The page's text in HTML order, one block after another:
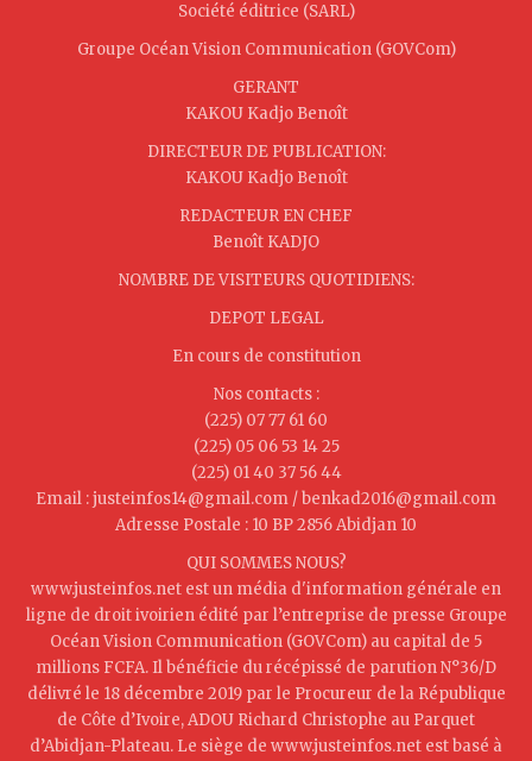
Société éditrice (SARL)
Groupe Océan Vision Communication (GOVCom)
GERANT
KAKOU Kadjo Benoît
DIRECTEUR DE PUBLICATION:
KAKOU Kadjo Benoît
REDACTEUR EN CHEF
Benoît KADJO
NOMBRE DE VISITEURS QUOTIDIENS:
DEPOT LEGAL
En cours de constitution
Nos contacts :
(225) 07 77 61 60
(225) 05 06 53 14 25
(225) 01 40 37 56 44
Email : justeinfos14@gmail.com / benkad2016@gmail.com
Adresse Postale : 10 BP 2856 Abidjan 10
QUI SOMMES NOUS?
www.justeinfos.net est un média d'information générale en
ligne de droit ivoirien édité par l’entreprise de presse Groupe
Océan Vision Communication (GOVCom) au capital de 5
millions FCFA. Il bénéficie du récépissé de parution N°36/D
délivré le 18 décembre 2019 par le Procureur de la République
de Côte d’Ivoire, ADOU Richard Christophe au Parquet
d’Abidjan-Plateau. Le siège de www.justeinfos.net est basé à